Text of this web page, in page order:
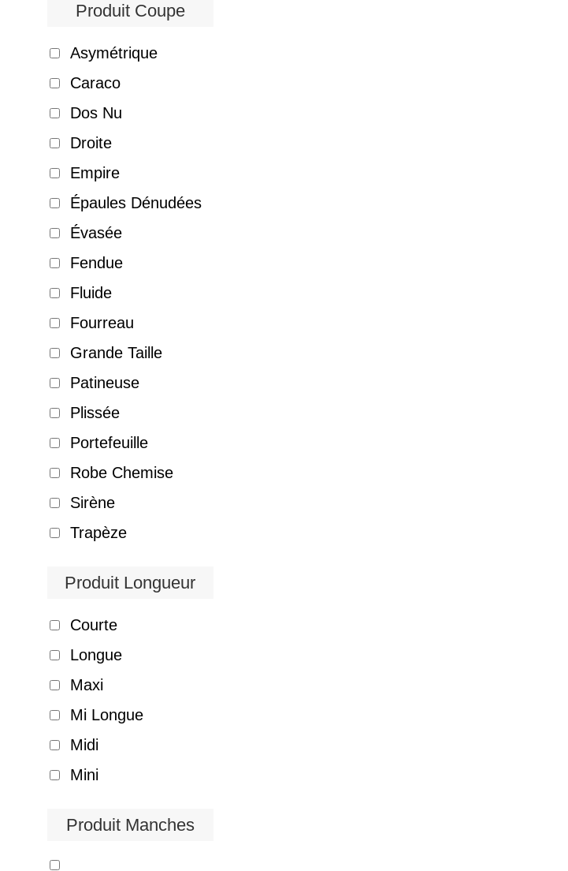
Produit Coupe
Asymétrique
Caraco
Dos Nu
Droite
Empire
Épaules Dénudées
Évasée
Fendue
Fluide
Fourreau
Grande Taille
Patineuse
Plissée
Portefeuille
Robe Chemise
Sirène
Trapèze
Produit Longueur
Courte
Longue
Maxi
Mi Longue
Midi
Mini
Produit Manches